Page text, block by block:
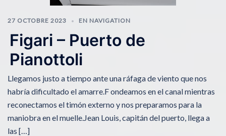
27 OCTOBRE 2023 EN NAVIGATION
Figari – Puerto de
Pianottoli
Llegamos justo a tiempo ante una ráfaga de viento que nos
habría dificultado el amarre.F ondeamos en el canal mientras
reconectamos el timón externo y nos preparamos para la
maniobra en el muelle.Jean Louis, capitán del puerto, llega a
las […]